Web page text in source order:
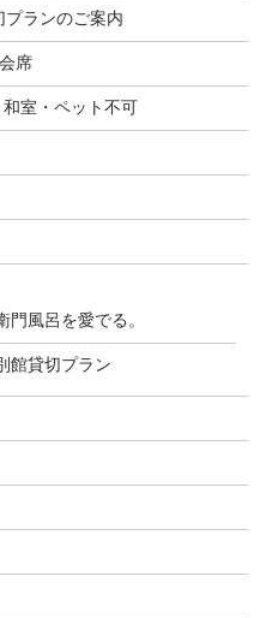
プランのご案内
席
室・ペット不可
風呂を愛でる。
館貸切プラン